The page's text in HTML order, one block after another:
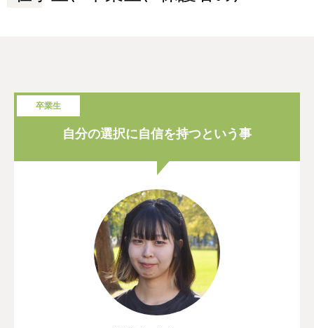
卒業生
自分の選択に自信を持つという事